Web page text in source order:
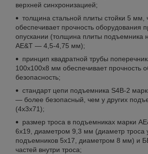
верхней синхронизацией;
толщина стальной плиты стойки 5 мм,
обеспечивает прочность оборудования
опускании (толщина плиты подъемника
AE&T ― 4,5-4,75 мм);
принцип квадратной трубы
100х100х8 мм обеспечивает прочность
безопасность;
стандарт цепи подъемника S4B-2
― более безопасный, чем у других
(4х3х71);
размер троса в подъемниках марки
6х19, диаметром 9,3 мм (диаметр троса
подъемников 5х17, диаметром 8 мм) и
частей внутри троса;